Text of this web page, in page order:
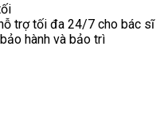
trợ tối đa 24/7 cho bác sĩ
hành và bảo trì